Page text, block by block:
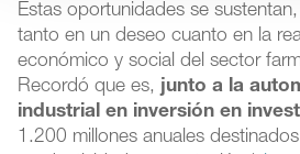
Estas oportunidades se
tanto en un deseo cuanto en la
económico y social del sector
Recordó que es, junto a la
industrial en inversión en
1.200 millones anuales